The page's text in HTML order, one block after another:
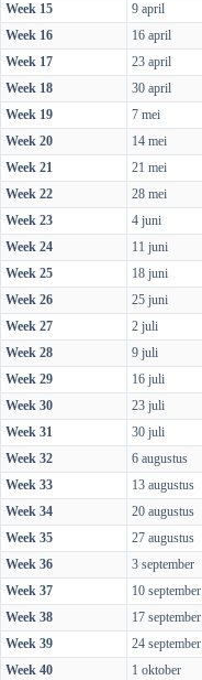
Week 15
9 april
Week 16
16 april
Week 17
23 april
Week 18
30 april
Week 19
7 mei
Week 20
14 mei
Week 21
21 mei
Week 22
28 mei
Week 23
4 juni
Week 24
11 juni
Week 25
18 juni
Week 26
25 juni
Week 27
2 juli
Week 28
9 juli
Week 29
16 juli
Week 30
23 juli
Week 31
30 juli
Week 32
6 augustus
Week 33
13 augustus
Week 34
20 augustus
Week 35
27 augustus
Week 36
3 september
Week 37
10 september
Week 38
17 september
Week 39
24 september
Week 40
1 oktober